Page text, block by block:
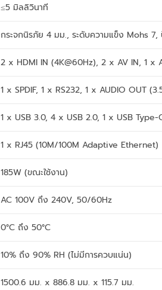
≤5 มิลลิวินาที
กระจกนิรภัย 4 มม., ระดับความแข็ง Mohs
2 x HDMI IN (4K@60Hz), 2 x AV IN, 1 x
1 x SPDIF, 1 x RS232, 1 x AUDIO OUT
1 x USB 3.0, 4 x USB 2.0, 1 x USB
1 x RJ45 (10M/100M Adaptive Ethernet)
185W (ขณะใช้งาน)
AC 100V ถึง 240V, 50/60Hz
0°C ถึง 50°C
10% ถึง 90% RH (ไม่มีการควบแน่น)
1500.6 มม. x 886.8 มม. x 115.7 มม.